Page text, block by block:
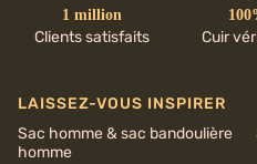
1 million
Clients satisfaits Cuir
LAISSEZ-VOUS INSPIRER
Sac homme & sac bandoulière
homme